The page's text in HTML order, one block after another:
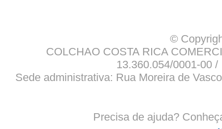
©
COLCHAO COSTA RICA
13.360.054/0001-00
Sede administrativa: Rua Moreira de
Precisa de ajuda?